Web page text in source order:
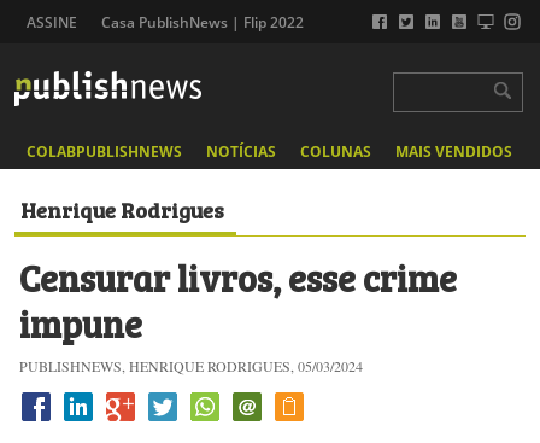
ASSINE Casa PublishNews | Flip 2022
COLABPUBLISHNEWS NOTÍCIAS COLUNAS MAIS VENDIDOS
Henrique Rodrigues
Censurar livros, esse crime
impune
PUBLISHNEWS, HENRIQUE RODRIGUES, 05/03/2024